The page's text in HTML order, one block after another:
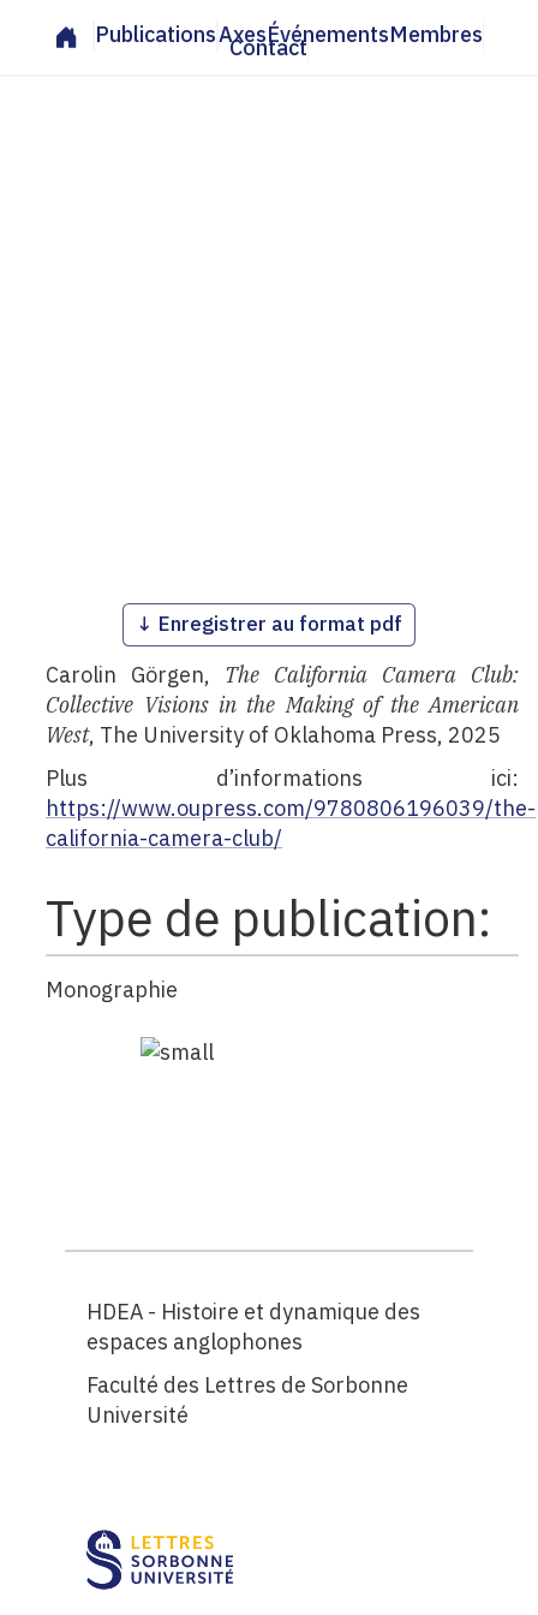
PublicationsAxesÉvénementsMembres
Contact
↓ Enregistrer au format pdf
Carolin Görgen, The California Camera Club:
Collective Visions in the Making of the American
West, The University of Oklahoma Press, 2025
Plus d’informations ici:
https://www.oupress.com/9780806196039/the-
california-camera-club/
Type de publication:
Monographie
HDEA - Histoire et dynamique des
espaces anglophones
Faculté des Lettres de Sorbonne
Université